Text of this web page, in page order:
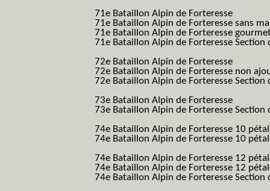
71e Bataillon Alpin de Forteresse
71e Bataillon Alpin de Forteresse sans
71e Bataillon Alpin de Forteresse
71e Bataillon Alpin de Forteresse
72e Bataillon Alpin de Forteresse
72e Bataillon Alpin de Forteresse non
72e Bataillon Alpin de Forteresse
73e Bataillon Alpin de Forteresse
73e Bataillon Alpin de Forteresse
74e Bataillon Alpin de Forteresse 10
74e Bataillon Alpin de Forteresse 10
74e Bataillon Alpin de Forteresse 12
74e Bataillon Alpin de Forteresse 12
74e Bataillon Alpin de Forteresse